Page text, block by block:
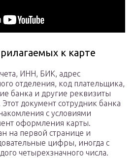
к карте
ИНН, БИК, адрес
отделения, код плательщика,
банка и другие реквизиты
документ сотрудник банка
с условиями
оформления карты.
на первой странице и
цифры, иногда с
четырехзначного числа.